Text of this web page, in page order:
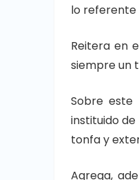
lo referente
Reitera en
siempre un
Sobre este
instituido
tonfa y
Agrega,